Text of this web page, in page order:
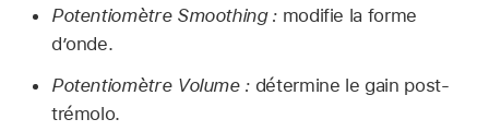
Potentiomètre Smoothing :modifie la forme
d’onde.
Potentiomètre Volume : détermine le gain post­
trémolo.